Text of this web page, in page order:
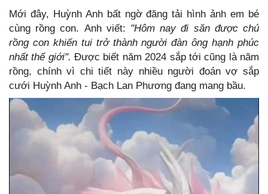
Mới đây, Huỳnh Anh bất ngờ đăng tải hình ảnh em bé
cùng rồng con. Anh viết: "Hôm nay đi săn được chú
rồng con khiến tui trở thành người đàn ông hạnh phúc
nhất thế giới".Được biết năm 2024 sắp tới cũng là năm
rồng, chính vì chi tiết này nhiều người đoán vợ sắp
cưới Huỳnh Anh - Bạch Lan Phương đang mang bầu.